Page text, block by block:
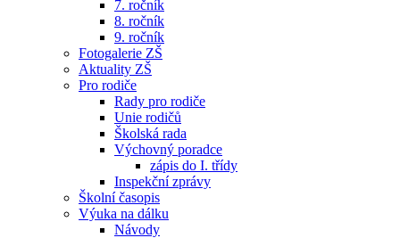
7. ročník
8. ročník
9. ročník
Fotogalerie ZŠ
Aktuality ZŠ
Pro rodiče
Rady pro rodiče
Unie rodičů
Školská rada
Výchovný poradce
zápis do I. třídy
Inspekční zprávy
Školní časopis
Výuka na dálku
Návody